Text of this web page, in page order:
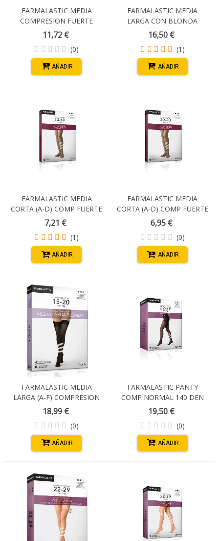
FARMALASTIC MEDIA
COMPRESION FUERTE
CABALLERO 1 PIERNA
HASTA CINTURA T/P
DERECHA
11,72 €
(0)
AÑADIR
FARMALASTIC MEDIA
LARGA CON BLONDA
COMP NORMAL (22-29 MM
HG) NEGRA T/GRANDE
16,50 €
(1)
AÑADIR
FARMALASTIC MEDIA
CORTA (A-D) COMP FUERTE
PUNTERA CERRADA T/G
7,21 €
(1)
AÑADIR
FARMALASTIC MEDIA
CORTA (A-D) COMP FUERTE
PUNTERA CERRADA
T/REINA PLUS
6,95 €
(0)
AÑADIR
FARMALASTIC MEDIA
LARGA (A-F) COMPRESION
LIGERA BLONDA TALLA S
COLOR NEGRO
18,99 €
(0)
AÑADIR
FARMALASTIC PANTY
COMP NORMAL 140 DEN
CAMEL T MEDIANA
19,50 €
(0)
AÑADIR